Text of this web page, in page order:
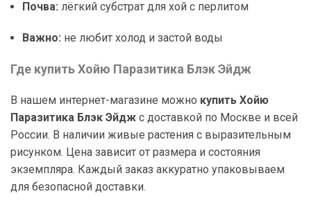
Почва: лёгкий субстрат для хой с перлитом
Важно: не любит холод и застой воды
Где купить Хойю Паразитика Блэк Эйдж
В нашем интернет-магазине можно купить Хойю
Паразитика Блэк Эйдж с доставкой по Москве и всей
России. В наличии живые растения с выразительным
рисунком. Цена зависит от размера и состояния
экземпляра. Каждый заказ аккуратно упаковываем
для безопасной доставки.